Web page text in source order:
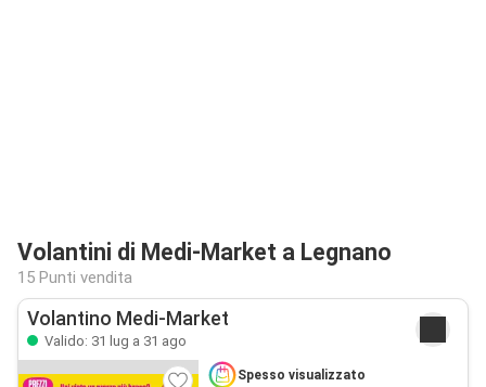
Volantini di Medi-Market a Legnano
15 Punti vendita
Volantino Medi-Market
Valido: 31 lug a 31 ago
Spesso visualizzato